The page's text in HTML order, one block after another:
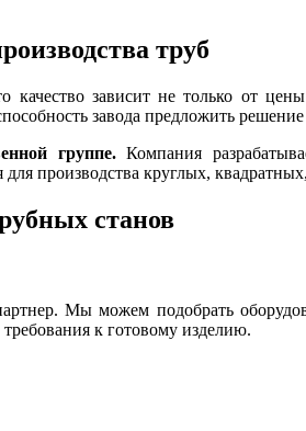
труб
зависит не только от
завода предложить
группе.Компания
производства круглых,
станов
Мы можем подобрать
к готовому изделию.